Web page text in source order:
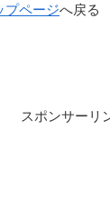
プページへ戻る
スポンサーリ